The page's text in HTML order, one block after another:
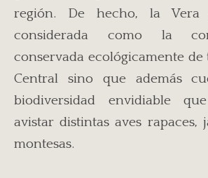
región. De hecho, la
considerada como la
conservada ecológicamente de
Central sino que además
biodiversidad envidiable
avistar distintas aves rapaces,
montesas.